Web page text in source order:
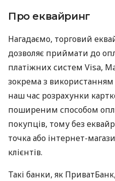
Про еквайринг
Нагадаємо, торговий
дозволяє приймати до
платіжних систем Visa,
зокрема з використанням
наш час розрахунки
поширеним способом
покупців, тому без
точка або інтернет-
клієнтів.
Такі банки, як ПриватБанк,